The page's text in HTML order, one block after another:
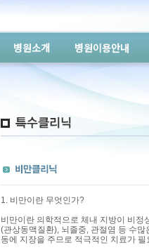
병원소개 병원이용안내
1. 비만이란 무엇인가?
비만이란 의학적으로 체내 지방이 비
(관상동맥질환), 뇌졸중, 관절염 등 수
동에 지장을 주므로 적극적인 치료가